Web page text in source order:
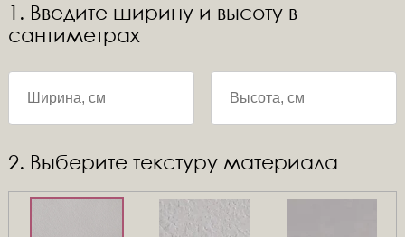
1. Введите ширину и высоту в
сантиметрах
2. Выберите текстуру материала